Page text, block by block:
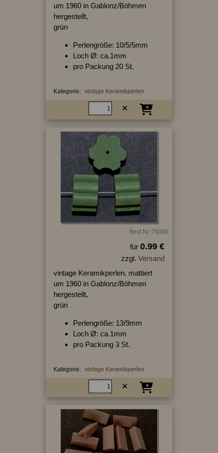
um 1960 in Gablonz/Böhmen
hergestellt,
grün
Perlengröße: 10/5/5mm
Loch Ø: ca.1mm
pro Packung 20 St.
Kategorie: vintage Keramikperlen
Best.Nr.:75080
für 0.99 €
zzgl. Versand
vintage Keramikperlen, mattiert
um 1960 in Gablonz/Böhmen
hergestellt,
grün
Perlengröße: 13/9mm
Loch Ø: ca.1mm
pro Packung 3 St.
Kategorie: vintage Keramikperlen